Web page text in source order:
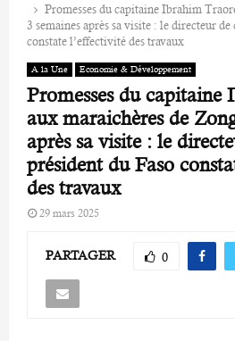
Promesses du capitaine Ibrahim
3 semaines après sa visite : le directeur
constate l’effectivité des travaux
A la Une Economie & Développement
Promesses du capitaine
aux maraichères de
après sa visite : le
président du Faso
des travaux
29 mars 2025
PARTAGER 0